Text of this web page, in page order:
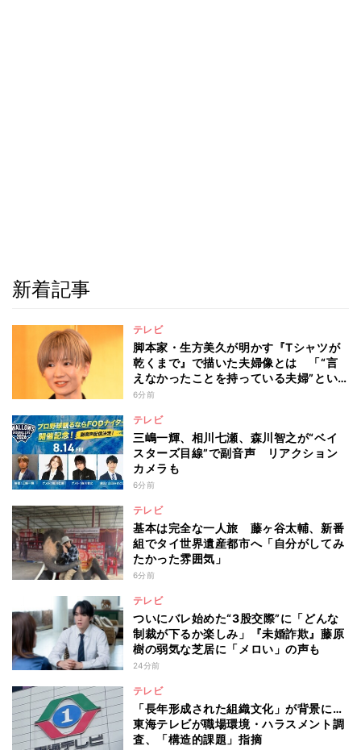
新着記事
テレビ
脚本家・生方美久が明かす『Tシャツが
乾くまで』で描いた夫婦像とは 「“言
えなかったことを持っている夫婦”とい
うのは面白いかも」
6分前
テレビ
三嶋一輝、相川七瀬、森川智之が“ベイ
スターズ目線”で副音声 リアクション
カメラも
6分前
テレビ
基本は完全な一人旅 藤ヶ谷太輔、新番
組でタイ世界遺産都市へ「自分がしてみ
たかった雰囲気」
6分前
テレビ
ついにバレ始めた“3股交際”に「どんな
制裁が下るか楽しみ」『未婚詐欺』藤原
樹の弱気な芝居に「メロい」の声も
24分前
テレビ
「長年形成された組織文化」が背景に…
東海テレビが職場環境・ハラスメント調
査、「構造的課題」指摘